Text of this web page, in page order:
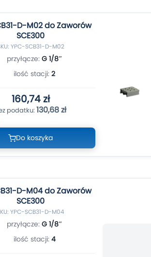
D-M02 do Zaworów
SCE300
YPC-SCB31-D-M02
przyłącze: G 1/8″
ilość stacji: 2
160,74 zł
130,68 zł
Do koszyka
D-M04 do Zaworów
SCE300
YPC-SCB31-D-M04
przyłącze: G 1/8″
ilość stacji: 4